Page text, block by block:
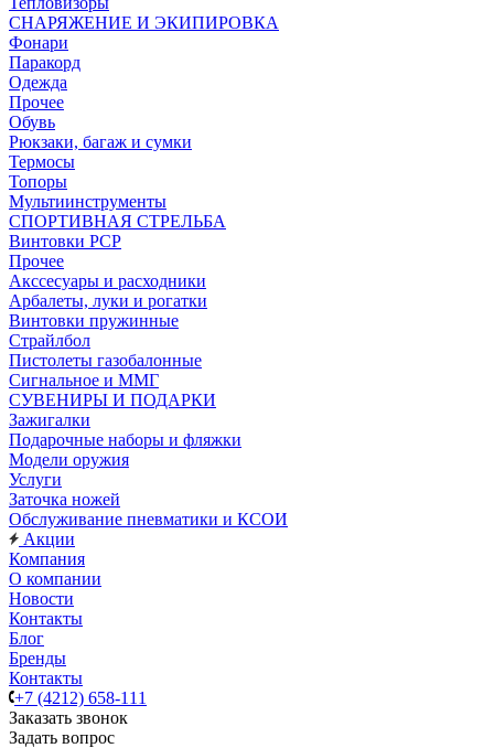
СНАРЯЖЕНИЕ И ЭКИПИРОВКА
Фонари
Паракорд
Одежда
Прочее
Обувь
Рюкзаки, багаж и сумки
Термосы
Топоры
Мультиинструменты
СПОРТИВНАЯ СТРЕЛЬБА
Винтовки PCP
Прочее
Акссесуары и расходники
Арбалеты, луки и рогатки
Винтовки пружинные
Страйлбол
Пистолеты газобалонные
Сигнальное и ММГ
СУВЕНИРЫ И ПОДАРКИ
Зажигалки
Подарочные наборы и фляжки
Модели оружия
Услуги
Заточка ножей
Обслуживание пневматики и КСОИ
Акции
Компания
О компании
Новости
Контакты
Блог
Бренды
Контакты
+7 (4212) 658-111
Заказать звонок
Задать вопрос